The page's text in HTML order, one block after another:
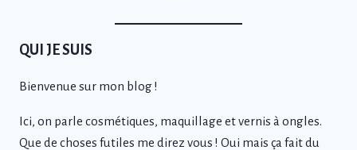
QUI JE SUIS
Bienvenue sur mon blog !
Ici, on parle cosmétiques, maquillage et vernis à ongles.
Que de choses futiles me direz vous ! Oui mais ça fait du